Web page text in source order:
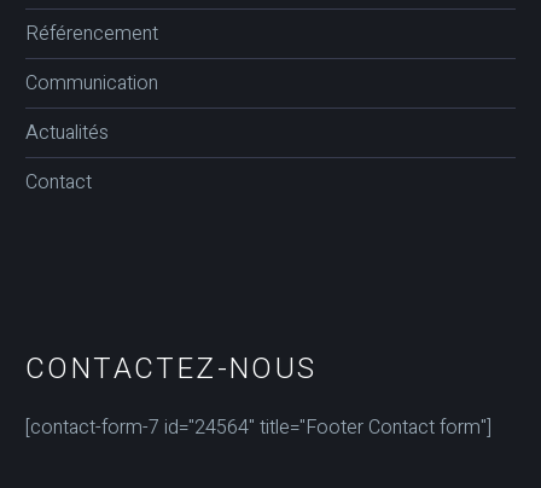
Référencement
Communication
Actualités
Contact
CONTACTEZ-NOUS
[contact-form-7 id="24564" title="Footer Contact form"]